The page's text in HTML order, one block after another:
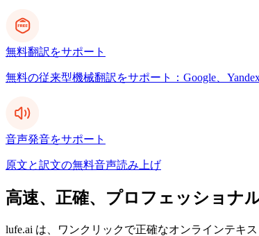
無料翻訳をサポート
無料の従来型機械翻訳をサポート：Google、
音声発音をサポート
原文と訳文の無料音声読み上げ
高速、正確、プロフェッショナ
lufe.ai は、ワンクリックで正確なオンラインテキス